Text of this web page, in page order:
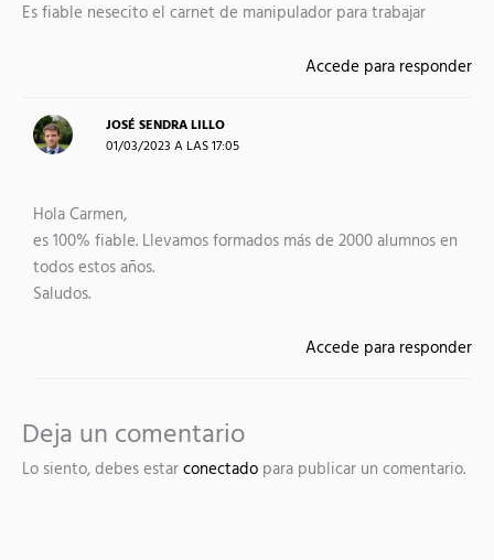
Es fiable nesecito el carnet de manipulador para trabajar
Accede para responder
JOSÉ SENDRA LILLO
01/03/2023 A LAS 17:05
Hola Carmen,
es 100% fiable. Llevamos formados más de 2000 alumnos en
todos estos años.
Saludos.
Accede para responder
Deja un comentario
Lo siento, debes estar conectado para publicar un comentario.